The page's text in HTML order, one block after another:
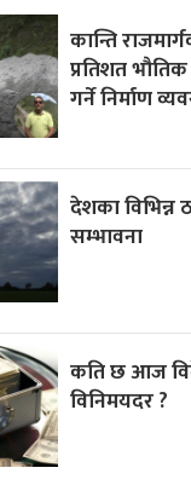
कान्ति
प्रतिशत
गर्ने निर्माण
देशका विभिन्न
सम्भावना
कति छ आज
विनिमयदर ?